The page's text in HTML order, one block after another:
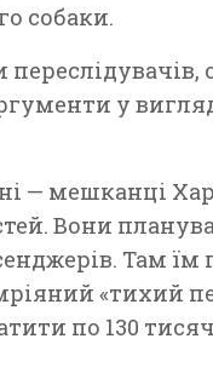
собаки.
у
— мешканці
Вони
Там
«тихий
по 130